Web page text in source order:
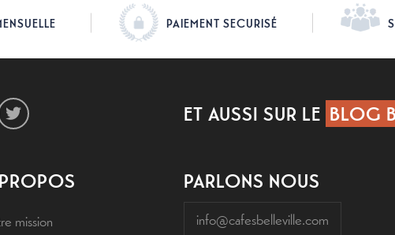
PAIEMENT SECURISÉ
ET AUSSI SUR LE BLOG
mission
PARLONS NOUS
info@cafesbelleville.com